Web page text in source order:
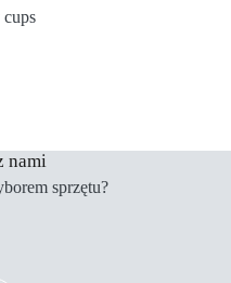
nami
sprzętu?